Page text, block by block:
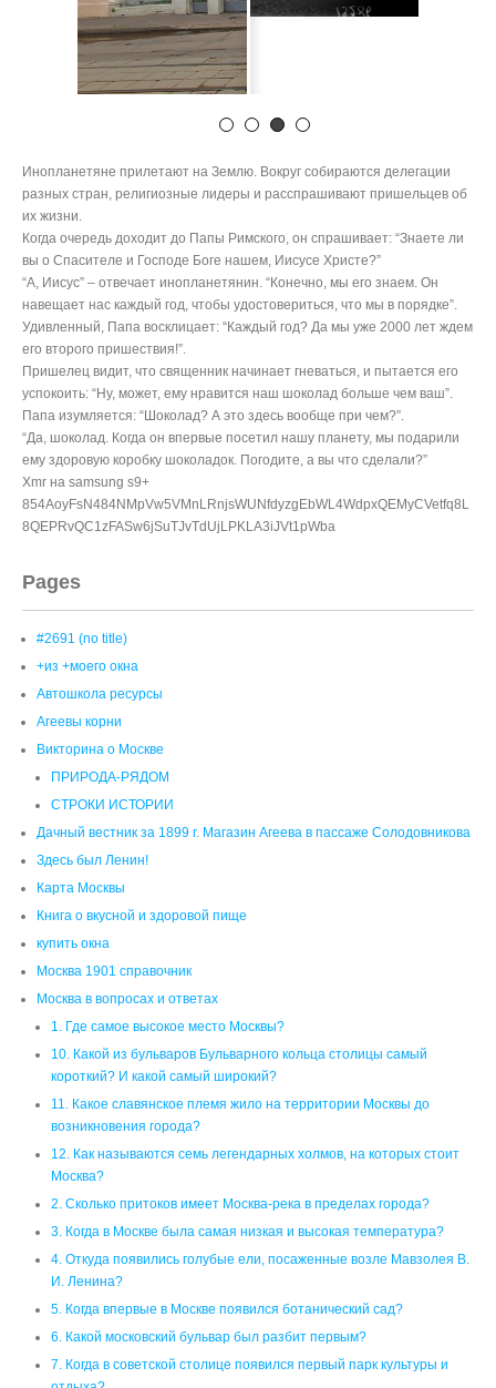
их жизни.
Когда очередь доходит до Папы Римского, он спрашивает: “Знаете ли
вы о Спасителе и Господе Боге нашем, Иисусе Христе?”
“А, Иисус” – отвечает инопланетянин. “Конечно, мы его знаем. Он
Удивленный, Папа восклицает: “Каждый год? Да мы уже 2000 лет ждем
Пришелец видит, что священник начинает гневаться, и пытается его
успокоить: “Ну, может, ему нравится наш шоколад больше чем ваш”.
Папа изумляется: “Шоколад? А это здесь вообще при чем?”.
“Да, шоколад. Когда он впервые посетил нашу планету, мы подарили
ему здоровую коробку шоколадок. Погодите, а вы что сделали?”
Xmr на samsung s9+
854AoyFsN484NMpVw5VMnLRnjsWUNfdyzgEbWL4WdpxQEMyCVetfq8L
8QEPRvQC1zFASw6jSuTJvTdUjLPKLA3iJVt1pWba
Pages
#2691 (no title)
+из +моего окна
Автошкола ресурсы
Агеевы корни
ПРИРОДА-РЯДОМ
СТРОКИ ИСТОРИИ
Дачный вестник за 1899 г. Магазин Агеева в пассаже Солодовникова
Здесь был Ленин!
Карта Москвы
Книга о вкусной и здоровой пище
купить окна
Москва 1901 справочник
Москва в вопросах и ответах
1. Где самое высокое место Москвы?
10. Какой из бульваров Бульварного кольца столицы самый
короткий? И какой самый широкий?
11. Какое славянское племя жило на территории Москвы до
Москва?
2. Сколько притоков имеет Москва-река в пределах города?
3. Когда в Москве была самая низкая и высокая температура?
4. Откуда появились голубые ели, посаженные возле Мавзолея В.
И. Ленина?
5. Когда впервые в Москве появился ботанический сад?
7. Когда в советской столице появился первый парк культуры и
Какой из бульваров Бульварного кольца столицы самый короткий?
Польские корни